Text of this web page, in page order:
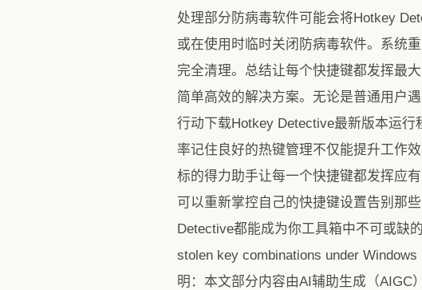
处理部分防病毒软件可能会将Hotkey
或在使用时临时关闭防病毒软件。系统
完全清理。总结让每个快捷键都发挥最
简单高效的解决方案。无论是普通用户
行动下载Hotkey Detective最新版本运
率记住良好的热键管理不仅能提升工作
标的得力助手让每一个快捷键都发挥应
可以重新掌控自己的快捷键设置告别那
Detective都能成为你工具箱中不可或缺
stolen key combinations under
明：本文部分内容由AI辅助生成（AIGC